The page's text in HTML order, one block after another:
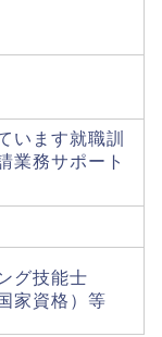
います就職訓
業務サポート
グ技能士
家資格）等